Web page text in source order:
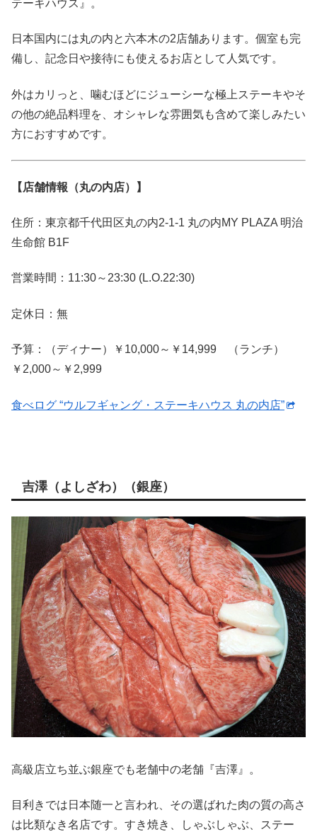
テーキハウス』。
日本国内には丸の内と六本木の2店舗あります。個室も完
備し、記念日や接待にも使えるお店として人気です。
外はカリっと、噛むほどにジューシーな極上ステーキやそ
の他の絶品料理を、オシャレな雰囲気も含めて楽しみたい
方におすすめです。
【店舗情報（丸の内店）】
住所：東京都千代田区丸の内2-1-1 丸の内MY PLAZA 明治
生命館 B1F
営業時間：11:30～23:30 (L.O.22:30)
定休日：無
予算：（ディナー）￥10,000～￥14,999 （ランチ）
￥2,000～￥2,999
食べログ “ウルフギャング・ステーキハウス 丸の内店”
吉澤（よしざわ）（銀座）
高級店立ち並ぶ銀座でも老舗中の老舗『吉澤』。
目利きでは日本随一と言われ、その選ばれた肉の質の高さ
は比類なき名店です。すき焼き、しゃぶしゃぶ、ステー